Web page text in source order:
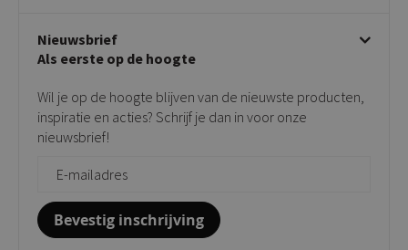
Privacy policy
Taupe stoelen
Tuinstoelen
Bijzettafels
Showroom
Contact
Onderhoudsproducten
Vloerbescherming
Giftcards
Nieuwsbrief
Als eerste op de hoogte
Wil je op de hoogte blijven van de nieuwste producten,
inspiratie en acties? Schrijf je dan in voor onze
nieuwsbrief!
Bevestig inschrijving